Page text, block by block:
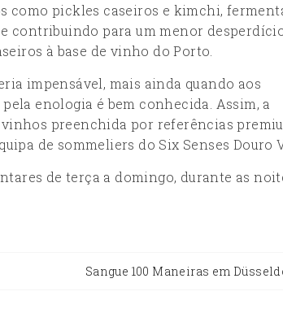
como pickles caseiros e kimchi,
contribuindo para um menor
à base de vinho do Porto.
impensável, mais ainda quando aos
enologia é bem conhecida. Assim, a
preenchida por referências
de sommeliers do Six Senses Douro
de terça a domingo, durante as
Sangue 100 Maneiras em